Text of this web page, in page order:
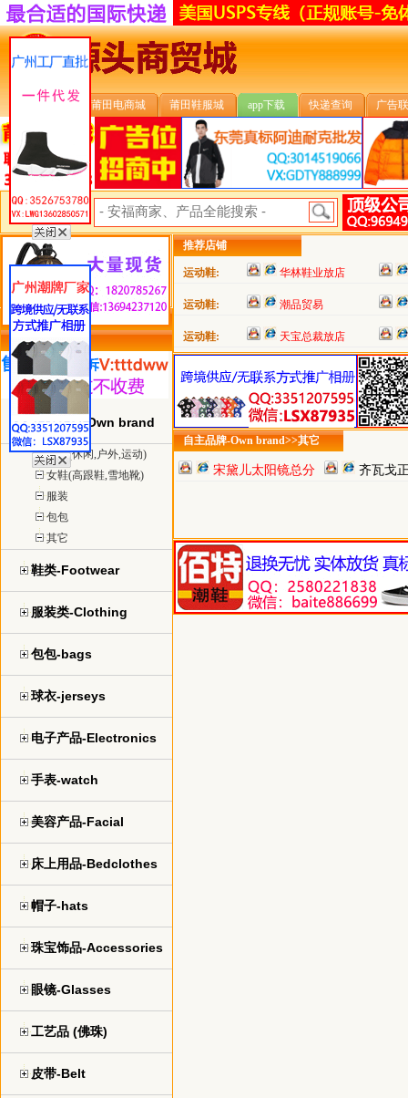
安福首页 莆田电商城 莆田鞋服城 app下载 快递查询 广告
安福搜索:
类目详细分类
自主品牌-Own brand
男鞋(休闲,户外,运动)
女鞋(高跟鞋,雪地靴)
服装
包包
其它
鞋类-Footwear
服装类-Clothing
包包-bags
球衣-jerseys
电子产品-Electronics
手表-watch
美容产品-Facial
床上用品-Bedclothes
帽子-hats
珠宝饰品-Accessories
眼镜-Glasses
工艺品 (佛珠)
皮带-Belt
推荐店铺
运动鞋: 华林鞋业放店
运动鞋: 潮品贸易
运动鞋: 天宝总裁放店
自主品牌-Own brand>>其它
宋黛儿太阳镜总分
齐瓦戈